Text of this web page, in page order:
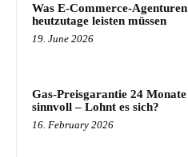
Was E-Commerce-Agenturen
heutzutage leisten müssen
19. June 2026
Gas-Preisgarantie 24 Monate
sinnvoll – Lohnt es sich?
16. February 2026